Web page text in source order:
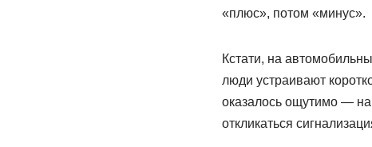
«плюс», потом «минус».
Кстати, на
люди устраивают
оказалось ощутимо —
откликаться